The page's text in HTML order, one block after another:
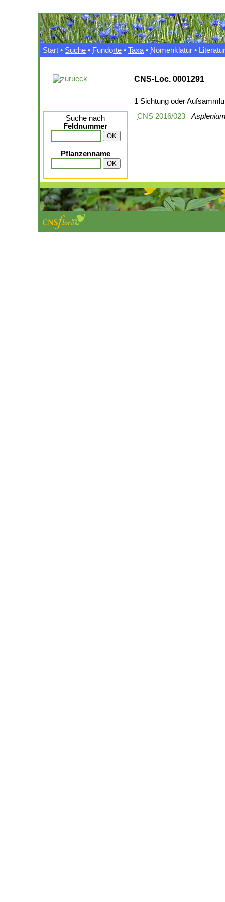
Start • Suche • Fundorte • Taxa • Nomenklatur • Literatur
CNS-Loc. 0001291
1 Sichtung oder
Suche nach
Feldnummer
Pflanzenname
CNS 2016/023